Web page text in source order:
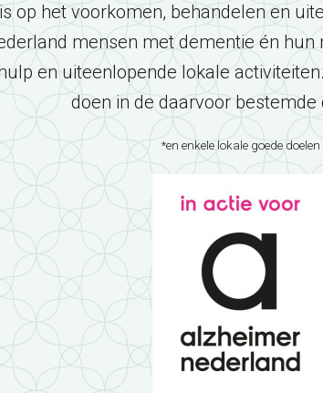
op het voorkomen, behandelen en
mensen met dementie én
en uiteenlopende lokale
doen in de daarvoor bestemde
*en enkele lokale goede doelen